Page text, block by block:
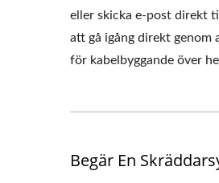
eller skicka e-post direkt
att gå igång direkt genom
för kabelbyggande över
Begär En